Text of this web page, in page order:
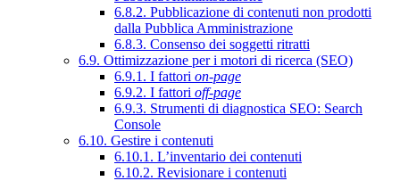
6.8.2. Pubblicazione di contenuti non prodotti
dalla Pubblica Amministrazione
6.8.3. Consenso dei soggetti ritratti
6.9. Ottimizzazione per i motori di ricerca (SEO)
6.9.1. I fattori on-page
6.9.2. I fattori off-page
6.9.3. Strumenti di diagnostica SEO: Search
Console
6.10. Gestire i contenuti
6.10.1. L’inventario dei contenuti
6.10.2. Revisionare i contenuti